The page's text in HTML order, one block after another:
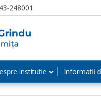
248001
institutie Informatii